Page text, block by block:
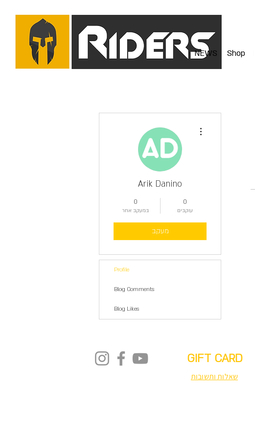
Shop
NEWS
Arik Danino
0
עוקבים
0
במעקב אחר
מעקב
Profile
Blog Comments
Blog Likes
GIFT CARD
שאלות ותשובות